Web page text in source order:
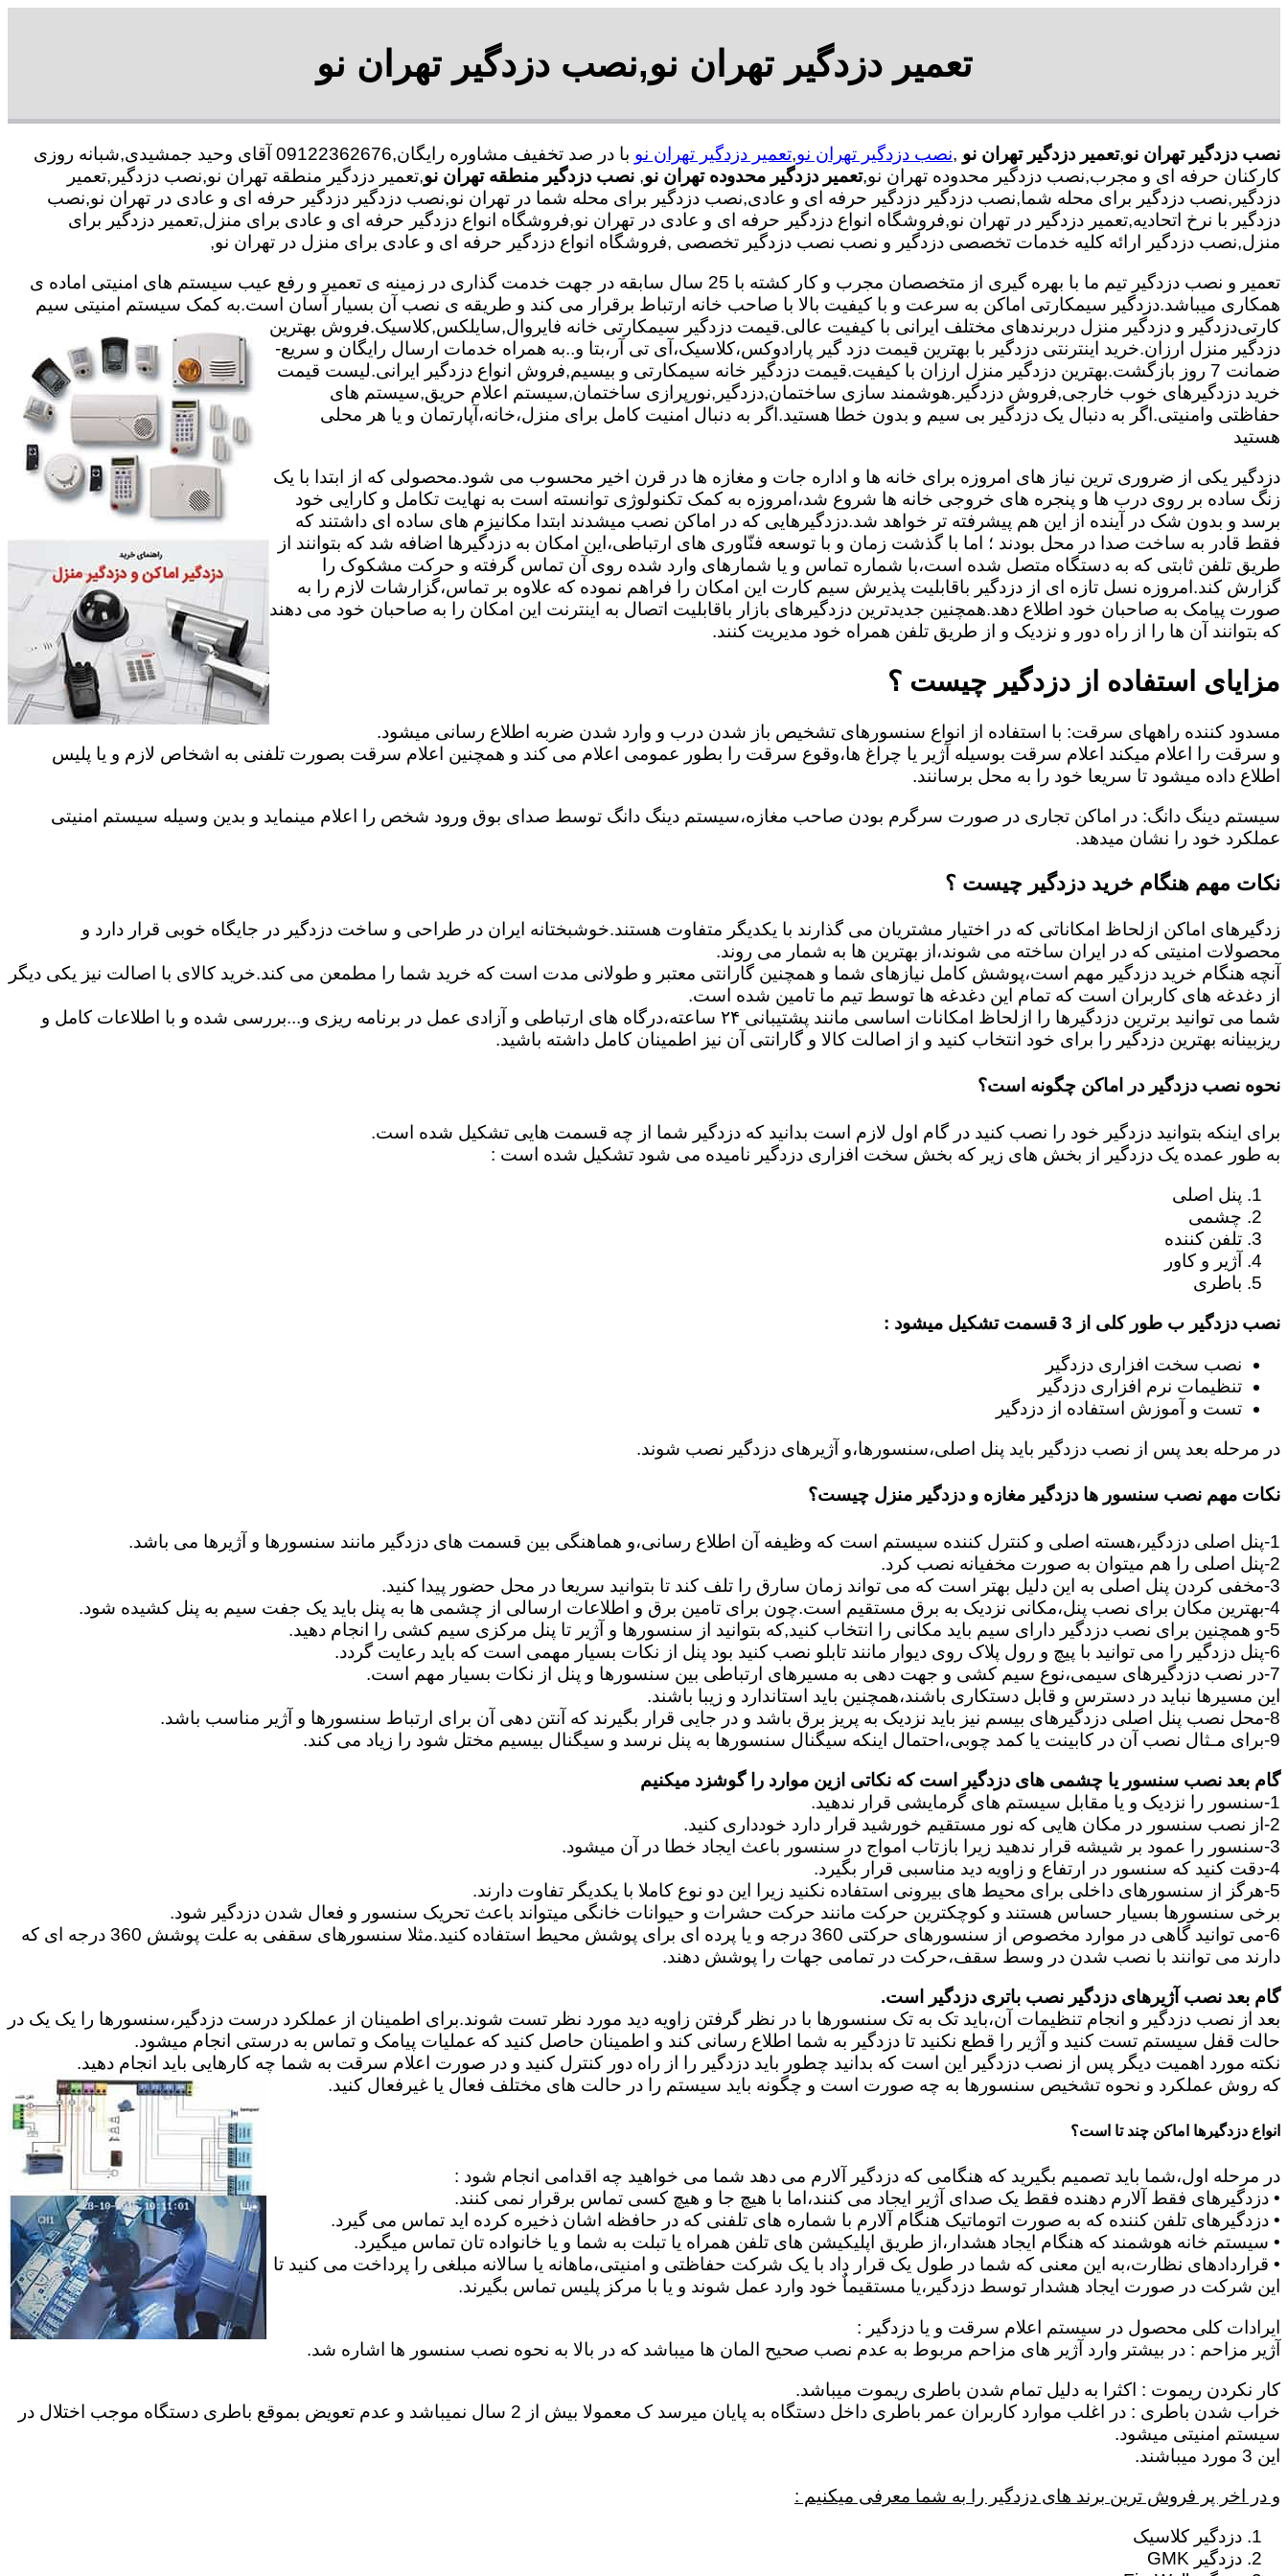
تعمیر دزدگیر تهران نو,نصب دزدگیر تهران نو
نصب دزدگیر تهران نو,تعمیر دزدگیر تهران نو ,نصب دزدگیر تهران نو,تعمیر دزدگیر تهران نو
با در صد تخفیف مشاوره رایگان,09122362676 آقای وحید جمشیدی,شبانه روزی
کارکنان حرفه ای و مجرب,نصب دزدگیر محدوده تهران نو,تعمیر دزدگیر محدوده تهران نو, نصب دزدگیر منطقه تهران نو,تعمیر دزدگیر منطقه تهران نو,نصب دزدگیر,تعمیر
دزدگیر,نصب دزدگیر برای محله شما,نصب دزدگیر دزدگیر حرفه ای و عادی,نصب دزدگیر برای محله شما در تهران نو,نصب دزدگیر دزدگیر حرفه ای و عادی در تهران نو,نصب
دزدگیر با نرخ اتحادیه,تعمیر دزدگیر در تهران نو,فروشگاه انواع دزدگیر حرفه ای و عادی در تهران نو,فروشگاه انواع دزدگیر حرفه ای و عادی برای منزل,تعمیر دزدگیر برای
منزل,نصب دزدگیر ارائه کلیه خدمات تخصصی دزدگیر و نصب نصب دزدگیر تخصصی ,فروشگاه انواع دزدگیر حرفه ای و عادی برای منزل در تهران نو,
تعمیر و نصب دزدگیر تیم ما با بهره گیری از متخصصان مجرب و کار کشته با 25 سال سابقه در جهت خدمت گذاری در زمینه ی تعمیر و رفع عیب سیستم های امنیتی اماده ی
همکاری میباشد.دزدگیر سیمکارتی اماکن به سرعت و با کیفیت بالا با صاحب خانه ارتباط برقرار می کند و طریقه ی نصب آن بسیار آسان است.به کمک سیستم امنیتی سیم
کارتیدزدگیر و دزدگیر منزل دربرندهای مختلف ایرانی با کیفیت عالی.قیمت دزدگیر سیمکارتی خانه فایروال,سایلکس,کلاسیک.فروش بهترین
دزدگیر منزل ارزان.خرید اینترنتی دزدگیر با بهترین قیمت دزد گیر پارادوکس،کلاسیک،آی تی آر،بتا و..به همراه خدمات ارسال رایگان و سریع-
ضمانت 7 روز بازگشت.بهترین دزدگیر منزل ارزان با کیفیت.قیمت دزدگیر خانه سیمکارتی و بیسیم,فروش انواع دزدگیر ایرانی.لیست قیمت
خرید دزدگیرهای خوب خارجی,فروش دزدگیر.هوشمند سازی ساختمان,دزدگیر,نورپرازی ساختمان,سیستم اعلام حریق,سیستم های
حفاظتی وامنیتی.اگر به دنبال یک دزدگیر بی سیم و بدون خطا هستید.اگر به دنبال امنیت کامل برای منزل،خانه،آپارتمان و یا هر محلی
هستید
دزدگیر یکی از ضروری ترین نیاز های امروزه برای خانه ها و اداره جات و مغازه ها در قرن اخیر محسوب می شود.محصولی که از ابتدا با یک
زنگ ساده بر روی درب ها و پنجره های خروجی خانه ها شروع شد،امروزه به کمک تکنولوژی توانسته است به نهایت تکامل و کارایی خود
برسد و بدون شک در آینده از این هم پیشرفته تر خواهد شد.دزدگیرهایی که در اماکن نصب میشدند ابتدا مکانیزم های ساده ای داشتند که
فقط قادر به ساخت صدا در محل بودند ؛ اما با گذشت زمان و با توسعه فنّاوری های ارتباطی،این امکان به دزدگیرها اضافه شد که بتوانند از
طریق تلفن ثابتی که به دستگاه متصل شده است،با شماره تماس و یا شمارهای وارد شده روی آن تماس گرفته و حرکت مشکوک را
گزارش کند.امروزه نسل تازه ای از دزدگیر باقابلیت پذیرش سیم کارت این امکان را فراهم نموده که علاوه بر تماس،گزارشات لازم را به
صورت پیامک به صاحبان خود اطلاع دهد.همچنین جدیدترین دزدگیرهای بازار باقابلیت اتصال به اینترنت این امکان را به صاحبان خود می دهند
که بتوانند آن ها را از راه دور و نزدیک و از طریق تلفن همراه خود مدیریت کنند.
مزایای استفاده از دزدگیر چیست ؟
مسدود کننده راههای سرقت: با استفاده از انواع سنسورهای تشخیص باز شدن درب و وارد شدن ضربه اطلاع رسانی میشود.
و سرقت را اعلام میکند اعلام سرقت بوسیله آژیر یا چراغ ها،وقوع سرقت را بطور عمومی اعلام می کند و همچنین اعلام سرقت بصورت تلفنی به اشخاص لازم و یا پلیس
اطلاع داده میشود تا سریعا خود را به محل برسانند.
سیستم دینگ دانگ: در اماکن تجاری در صورت سرگرم بودن صاحب مغازه،سیستم دینگ دانگ توسط صدای بوق ورود شخص را اعلام مینماید و بدین وسیله سیستم امنیتی
عملکرد خود را نشان میدهد.
نکات مهم هنگام خرید دزدگیر چیست ؟
زدگیرهای اماکن ازلحاظ امکاناتی که در اختیار مشتریان می گذارند با یکدیگر متفاوت هستند.خوشبختانه ایران در طراحی و ساخت دزدگیر در جایگاه خوبی قرار دارد و
محصولات امنیتی که در ایران ساخته می شوند،از بهترین ها به شمار می روند.
آنچه هنگام خرید دزدگیر مهم است،پوشش کامل نیازهای شما و همچنین گارانتی معتبر و طولانی مدت است که خرید شما را مطمعن می کند.خرید کالای با اصالت نیز یکی دیگر
از دغدغه های کاربران است که تمام این دغدغه ها توسط تیم ما تامین شده است.
شما می توانید برترین دزدگیرها را ازلحاظ امکانات اساسی مانند پشتیبانی ۲۴ ساعته،درگاه های ارتباطی و آزادی عمل در برنامه ریزی و...بررسی شده و با اطلاعات کامل و
ریزبینانه بهترین دزدگیر را برای خود انتخاب کنید و از اصالت کالا و گارانتی آن نیز اطمینان کامل داشته باشید.
نحوه نصب دزدگیر در اماکن چگونه است؟
برای اینکه بتوانید دزدگیر خود را نصب کنید در گام اول لازم است بدانید که دزدگیر شما از چه قسمت هایی تشکیل شده است.
به طور عمده یک دزدگیر از بخش های زیر که بخش سخت افزاری دزدگیر نامیده می شود تشکیل شده است :
پنل اصلی
چشمی
تلفن کننده
آژیر و کاور
باطری
نصب دزدگیر ب طور کلی از 3 قسمت تشکیل میشود :
نصب سخت افزاری دزدگیر
تنظیمات نرم افزاری دزدگیر
تست و آموزش استفاده از دزدگیر
در مرحله بعد پس از نصب دزدگیر باید پنل اصلی،سنسورها،و آژیرهای دزدگیر نصب شوند.
نکات مهم نصب سنسور ها دزدگیر مغازه و دزدگیر منزل چیست؟
1-پنل اصلی دزدگیر،هسته اصلی و کنترل کننده سیستم است که وظیفه آن اطلاع رسانی،و هماهنگی بین قسمت های دزدگیر مانند سنسورها و آژیرها می باشد.
2-پنل اصلی را هم میتوان به صورت مخفیانه نصب کرد.
3-مخفی کردن پنل اصلی به این دلیل بهتر است که می تواند زمان سارق را تلف کند تا بتوانید سریعا در محل حضور پیدا کنید.
4-بهترین مکان برای نصب پنل،مکانی نزدیک به برق مستقیم است.چون برای تامین برق و اطلاعات ارسالی از چشمی ها به پنل باید یک جفت سیم به پنل کشیده شود.
5-و همچنین برای نصب دزدگیر دارای سیم باید مکانی را انتخاب کنید,که بتوانید از سنسورها و آژیر تا پنل مرکزی سیم کشی را انجام دهید.
6-پنل دزدگیر را می توانید با پیچ و رول پلاک روی دیوار مانند تابلو نصب کنید بود پنل از نکات بسیار مهمی است که باید رعایت گردد.
7-در نصب دزدگیرهای سیمی،نوع سیم کشی و جهت دهی به مسیرهای ارتباطی بین سنسورها و پنل از نکات بسیار مهم است.
این مسیرها نباید در دسترس و قابل دستکاری باشند،همچنین باید استاندارد و زیبا باشند.
8-محل نصب پنل اصلی دزدگیرهای بیسم نیز باید نزدیک به پریز برق باشد و در جایی قرار بگیرند که آنتن دهی آن برای ارتباط سنسورها و آژیر مناسب باشد.
9-برای مـثال نصب آن در کابینت یا کمد چوبی،احتمال اینکه سیگنال سنسورها به پنل نرسد و سیگنال بیسیم مختل شود را زیاد می کند.
گام بعد نصب سنسور یا چشمی های دزدگیر است که نکاتی ازین موارد را گوشزد میکنیم
1-سنسور را نزدیک و یا مقابل سیستم های گرمایشی قرار ندهید.
2-از نصب سنسور در مکان هایی که نور مستقیم خورشید قرار دارد خودداری کنید.
3-سنسور را عمود بر شیشه قرار ندهید زیرا بازتاب امواج در سنسور باعث ایجاد خطا در آن میشود.
4-دقت کنید که سنسور در ارتفاع و زاویه دید مناسبی قرار بگیرد.
5-هرگز از سنسورهای داخلی برای محیط های بیرونی استفاده نکنید زیرا این دو نوع کاملا با یکدیگر تفاوت دارند.
برخی سنسورها بسیار حساس هستند و کوچکترین حرکت مانند حرکت حشرات و حیوانات خانگی میتواند باعث تحریک سنسور و فعال شدن دزدگیر شود.
6-می توانید گاهی در موارد مخصوص از سنسورهای حرکتی 360 درجه و یا پرده ای برای پوشش محیط استفاده کنید.مثلا سنسورهای سقفی به علت پوشش 360 درجه ای که
دارند می توانند با نصب شدن در وسط سقف،حرکت در تمامی جهات را پوشش دهند.
گام بعد نصب آژیرهای دزدگیر نصب باتری دزدگیر است.
بعد از نصب دزدگیر و انجام تنظیمات آن،باید تک به تک سنسورها با در نظر گرفتن زاویه دید مورد نظر تست شوند.برای اطمینان از عملکرد درست دزدگیر،سنسورها را یک یک در
حالت قفل سیستم تست کنید و آژیر را قطع نکنید تا دزدگیر به شما اطلاع رسانی کند و اطمینان حاصل کنید که عملیات پیامک و تماس به درستی انجام میشود.
نکته مورد اهمیت دیگر پس از نصب دزدگیر این است که بدانید چطور باید دزدگیر را از راه دور کنترل کنید و در صورت اعلام سرقت به شما چه کارهایی باید انجام دهید.
که روش عملکرد و نحوه تشخیص سنسورها به چه صورت است و چگونه باید سیستم را در حالت های مختلف فعال یا غیرفعال کنید.
انواع دزدگیرها اماکن چند تا است؟
در مرحله اول،شما باید تصمیم بگیرید که هنگامی که دزدگیر آلارم می دهد شما می خواهید چه اقدامی انجام شود :
• دزدگیرهای فقط آلارم دهنده فقط یک صدای آژیر ایجاد می کنند،اما با هیچ جا و هیچ کسی تماس برقرار نمی کنند.
• دزدگیرهای تلفن کننده که به صورت اتوماتیک هنگام آلارم با شماره های تلفنی که در حافظه اشان ذخیره کرده اید تماس می گیرد.
• سیستم خانه هوشمند که هنگام ایجاد هشدار،از طریق اپلیکیشن های تلفن همراه یا تبلت به شما و یا خانواده تان تماس میگیرد.
• قراردادهای نظارت،به این معنی که شما در طول یک قرار داد با یک شرکت حفاظتی و امنیتی،ماهانه یا سالانه مبلغی را پرداخت می کنید تا
این شرکت در صورت ایجاد هشدار توسط دزدگیر،یا مستقیماٌ خود وارد عمل شوند و یا با مرکز پلیس تماس بگیرند.
ایرادات کلی محصول در سیستم اعلام سرقت و یا دزدگیر :
آژیر مزاحم : در بیشتر وارد آژیر های مزاحم مربوط به عدم نصب صحیح المان ها میباشد که در بالا به نحوه نصب سنسور ها اشاره شد.
کار نکردن ریموت : اکثرا به دلیل تمام شدن باطری ریموت میباشد.
خراب شدن باطری : در اغلب موارد کاربران عمر باطری داخل دستگاه به پایان میرسد ک معمولا بیش از 2 سال نمیباشد و عدم تعویض بموقع باطری دستگاه موجب اختلال در
سیستم امنیتی میشود.
این 3 مورد میباشند.
و در اخر پر فروش ترین برند های دزدگیر را به شما معرفی میکنیم :
دزدگیر کلاسیک
دزدگیر GMK